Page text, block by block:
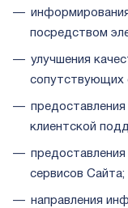
посредством
улучшения
сопутствующих
клиентской
сервисов Сайта;
направления